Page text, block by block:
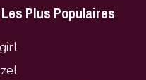
Plus Populaires